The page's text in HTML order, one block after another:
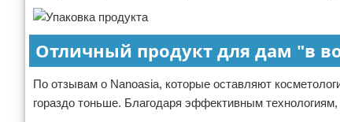
Отличный продукт для дам "в
По отзывам о Nanoasia, которые оставляют
гораздо тоньше. Благодаря эффективным